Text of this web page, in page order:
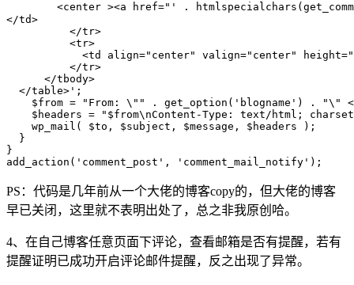
<center ><a href="' .
</td>
          </tr>
          <tr>
<td align="center" valign="center"
          </tr>
      </tbody>
  </table>';
$from = "From: \"" . get_option('blogname') . "\"
$headers = "$from\nContent-Type: text/html;
    wp_mail( $to, $subject, $message, $headers );
  }
}
add_action('comment_post', 'comment_mail_notify');
PS：代码是几年前从一个大佬的博客copy的，但大佬的博客
早已关闭，这里就不表明出处了，总之非我原创哈。
4、在自己博客任意页面下评论，查看邮箱是否有提醒，若有
提醒证明已成功开启评论邮件提醒，反之出现了异常。